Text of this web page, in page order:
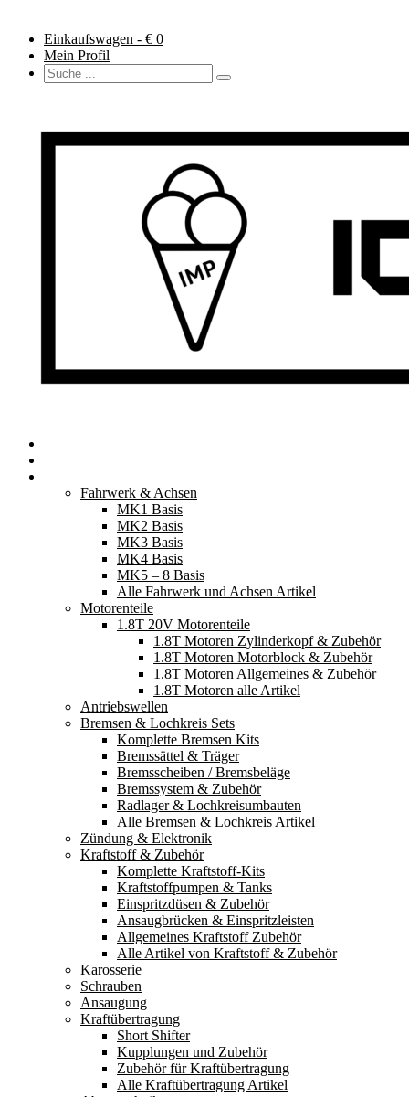
Einkaufswagen - € 0
Mein Profil
Fahrwerk & Achsen
MK1 Basis
MK2 Basis
MK3 Basis
MK4 Basis
MK5 – 8 Basis
Alle Fahrwerk und Achsen Artikel
Motorenteile
1.8T 20V Motorenteile
1.8T Motoren Zylinderkopf & Zubehör
1.8T Motoren Motorblock & Zubehör
1.8T Motoren Allgemeines & Zubehör
1.8T Motoren alle Artikel
Antriebswellen
Bremsen & Lochkreis Sets
Komplette Bremsen Kits
Bremssättel & Träger
Bremsscheiben / Bremsbeläge
Bremssystem & Zubehör
Radlager & Lochkreisumbauten
Alle Bremsen & Lochkreis Artikel
Zündung & Elektronik
Kraftstoff & Zubehör
Komplette Kraftstoff-Kits
Kraftstoffpumpen & Tanks
Einspritzdüsen & Zubehör
Ansaugbrücken & Einspritzleisten
Allgemeines Kraftstoff Zubehör
Alle Artikel von Kraftstoff & Zubehör
Karosserie
Schrauben
Ansaugung
Kraftübertragung
Short Shifter
Kupplungen und Zubehör
Zubehör für Kraftübertragung
Alle Kraftübertragung Artikel